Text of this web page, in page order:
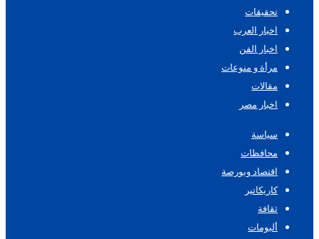
تحقيقات
اخبار العرب
اخبار الفن
مرأة و منوعات
مقالات
اخبار مصر
سياسة
محافظات
اقتصاد وبورصة
كاريكاتير
ثقافة
ألبومات